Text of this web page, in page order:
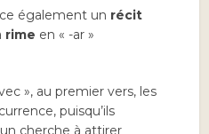
également un récit
rime en « -ar »
», au premier vers, les
puisqu’ils
cherche à attirer